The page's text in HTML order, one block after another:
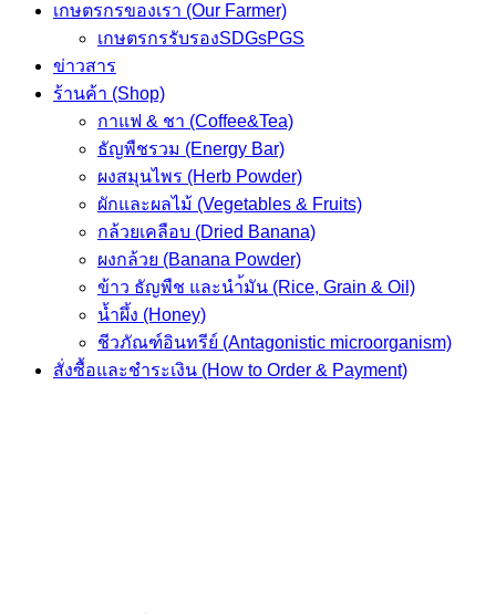
เกษตรกรของเรา (Our Farmer)
เกษตรกรรับรองSDGsPGS
ข่าวสาร
ร้านค้า (Shop)
กาแฟ & ชา (Coffee&Tea)
ธัญพืชรวม (Energy Bar)
ผงสมุนไพร (Herb Powder)
ผักและผลไม้ (Vegetables & Fruits)
กล้วยเคลือบ (Dried Banana)
ผงกล้วย (Banana Powder)
ข้าว ธัญพืช และนำ้มัน (Rice, Grain & Oil)
น้ำผึ้ง (Honey)
ชีวภัณฑ์อินทรีย์ (Antagonistic microorganism)
สั่งซื้อและชำระเงิน (How to Order & Payment)